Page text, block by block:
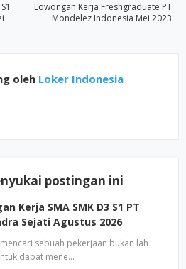
Lowongan Kerja Freshgraduate PT
Mondelez Indonesia Mei 2023
oleh Loker Indonesia
postingan ini
Kerja SMA SMK D3 S1 PT
Sejati Agustus 2026
sebuah pekerjaan bukan lah
dapat mene…